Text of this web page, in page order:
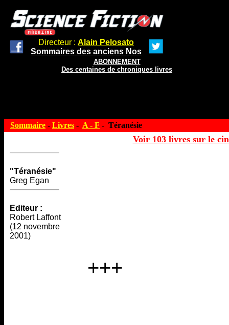
Directeur : Alain Pelosato
Sommaires des anciens Nos
ABONNEMENT
Des centaines de chroniques livres
Sommaire - Livres - A - F - Téranésie
Voir 103 livres sur le
"Téranésie"
Greg Egan
Editeur :
Robert Laffont
(12 novembre
2001)
+++